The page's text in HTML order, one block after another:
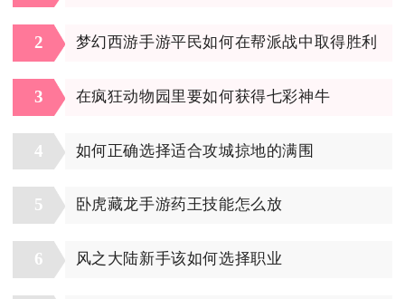
2 梦幻西游手游平民如何在帮派战中取得胜利
3 在疯狂动物园里要如何获得七彩神牛
4 如何正确选择适合攻城掠地的满围
5 卧虎藏龙手游药王技能怎么放
6 风之大陆新手该如何选择职业